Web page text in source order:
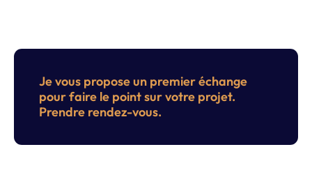
Je vous propose un premier échange
pour faire le point sur votre projet.
Prendre rendez-vous.